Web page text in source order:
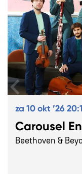
Carousel
Beethoven &
za 10 okt ’26